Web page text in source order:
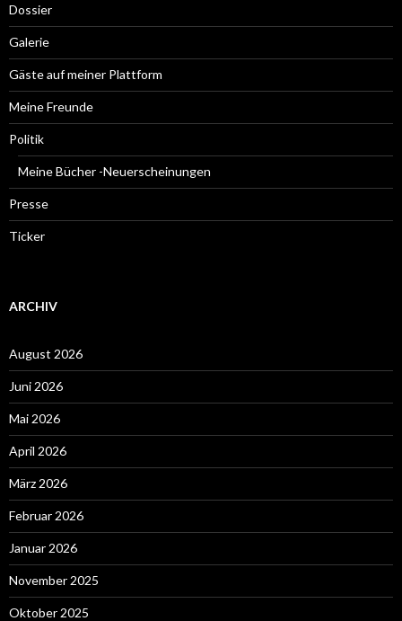
Dossier
Galerie
Gäste auf meiner Plattform
Meine Freunde
Politik
Meine Bücher -Neuerscheinungen
Presse
Ticker
ARCHIV
August 2026
Juni 2026
Mai 2026
April 2026
März 2026
Februar 2026
Januar 2026
November 2025
Oktober 2025